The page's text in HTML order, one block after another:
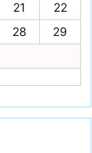
21
22
28
29